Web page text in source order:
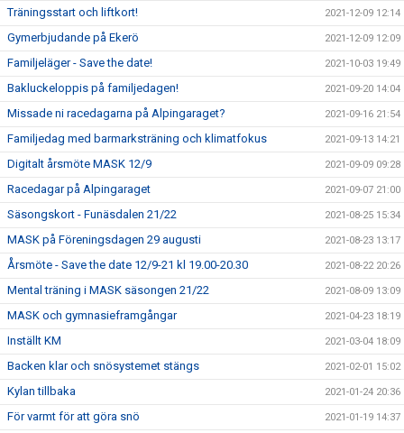
Träningsstart och liftkort! 2021-12-09 12:14
Gymerbjudande på Ekerö 2021-12-09 12:09
Familjeläger - Save the date! 2021-10-03 19:49
Bakluckeloppis på familjedagen! 2021-09-20 14:04
Missade ni racedagarna på Alpingaraget? 2021-09-16 21:54
Familjedag med barmarksträning och klimatfokus 2021-09-13 14:21
Digitalt årsmöte MASK 12/9 2021-09-09 09:28
Racedagar på Alpingaraget 2021-09-07 21:00
Säsongskort - Funäsdalen 21/22 2021-08-25 15:34
MASK på Föreningsdagen 29 augusti 2021-08-23 13:17
Årsmöte - Save the date 12/9-21 kl 19.00-20.30 2021-08-22 20:26
Mental träning i MASK säsongen 21/22 2021-08-09 13:09
MASK och gymnasieframgångar 2021-04-23 18:19
Inställt KM 2021-03-04 18:09
Backen klar och snösystemet stängs 2021-02-01 15:02
Kylan tillbaka 2021-01-24 20:36
För varmt för att göra snö 2021-01-19 14:37